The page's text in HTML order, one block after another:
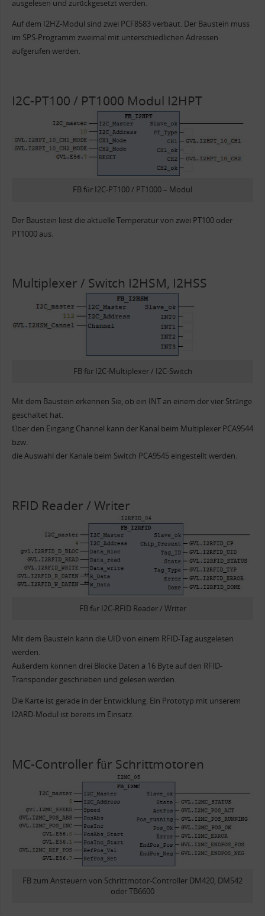
ausgelesen und zurückgesetzt werden.
Auf dem I2HZ-Modul sind zwei PCF8583 verbaut. Der Baustein muss
im SPS-Programm zweimal mit unterschiedlichen Adressen
aufgerufen werden.
I2C-PT100 / PT1000 Modul I2HPT
FB für I2C-PT100 / PT1000 – Modul
Der Baustein liest die aktuelle Temperatur von zwei PT100 oder
PT1000 aus.
Multiplexer / Switch I2HSM, I2HSS
FB für I2C-Multiplexer / I2C-Switch
Mit dem Baustein erkennen Sie, ob ein INT an einem der vier Stränge
geschaltet hat.
Über den Eingang Channel kann der Kanal beim Multiplexer PCA9544
bzw.
die Auswahl der Kanäle beim Switch PCA9545 eingestellt werden.
RFID Reader / Writer
FB für I2C-RFID Reader / Writer
Mit dem Baustein kann die UID von einem RFID-Tag ausgelesen
werden.
Außerdem können drei Blöcke Daten a 16 Byte auf den RFID-
Transponder geschrieben und gelesen werden.
Die Karte ist gerade in der Entwicklung. Ein Prototyp mit unserem
I2ARD-Modul ist bereits im Einsatz.
MC-Controller für Schrittmotoren
FB zum Ansteuern von Schrittmotor-Controller DM420, DM542
oder TB6600